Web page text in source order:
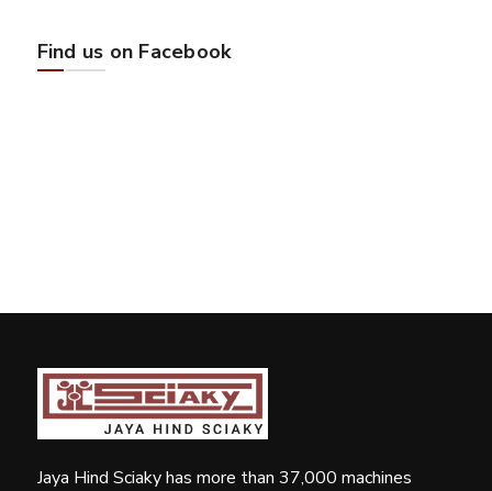
Find us on Facebook
Jaya Hind Sciaky has more than 37,000 machines